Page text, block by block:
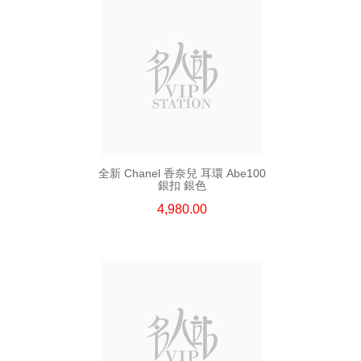
全新 Chanel 香奈兒 耳環 Abe100
銀扣 銀色
4,980.00